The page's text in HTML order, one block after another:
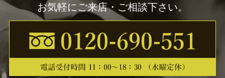
お気軽にご来店・ご相談下さい。